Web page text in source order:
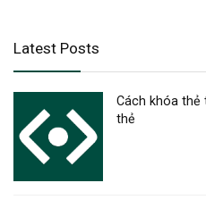
Latest Posts
Cách khóa thẻ
thẻ